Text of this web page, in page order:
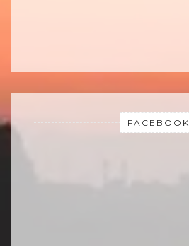
FACEBOOK